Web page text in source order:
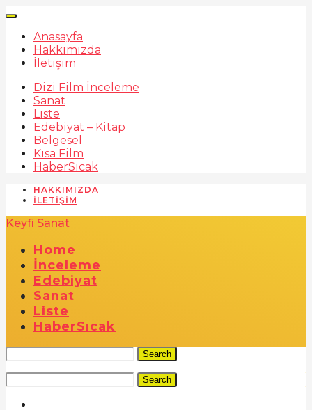
Anasayfa
Hakkımızda
İletişim
Dizi Film İnceleme
Sanat
Liste
Edebiyat – Kitap
Belgesel
Kısa Film
HaberSıcak
HAKKIMIZDA
İLETIŞIM
Keyfi Sanat
Home
İnceleme
Edebiyat
Sanat
Liste
HaberSıcak
Search
Search